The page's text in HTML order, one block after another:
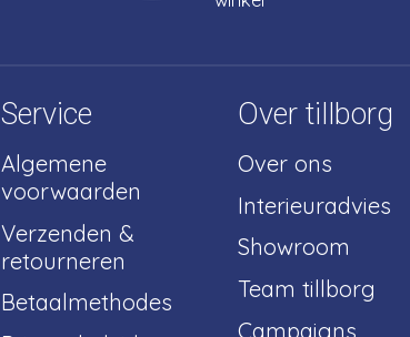
Service
Algemene
voorwaarden
Verzenden &
retourneren
Betaalmethodes
Over tillborg
Over ons
Interieuradvies
Showroom
Team tillborg
Campaigns